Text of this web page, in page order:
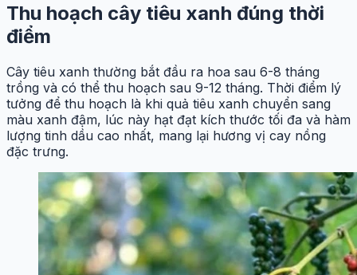
Thu hoạch cây tiêu xanh đúng thời
điểm
Cây tiêu xanh thường bắt đầu ra hoa sau 6-8 tháng
trồng và có thể thu hoạch sau 9-12 tháng. Thời điểm lý
tưởng để thu hoạch là khi quả tiêu xanh chuyển sang
màu xanh đậm, lúc này hạt đạt kích thước tối đa và hàm
lượng tinh dầu cao nhất, mang lại hương vị cay nồng
đặc trưng.